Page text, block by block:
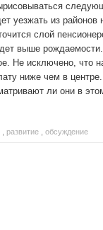
уезжать из районов
слой
выше
Не исключено, что
ниже чем в
ли они в
развитие обсуждение